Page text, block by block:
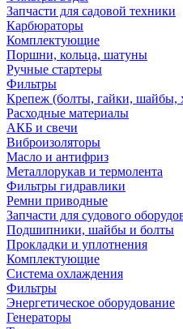
Запчасти для садовой техники
Карбюраторы
Комплектующие
Поршни, кольца, шатуны
Ручные стартеры
Фильтры
Крепеж (болты, гайки, шайбы,
Расходные материалы
АКБ и свечи
Виброизоляторы
Масло и антифриз
Металлорукав и термолента
Фильтры гидравлики
Ремни приводные
Запчасти для судового
Подшипники, шайбы и болты
Прокладки и уплотнения
Комплектующие
Система охлаждения
Фильтры
Энергетическое оборудование
Генераторы